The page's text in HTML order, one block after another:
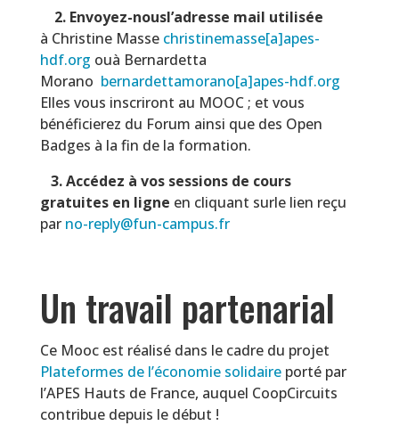
2. Envoyez-nousl’adresse mail utilisée
à Christine Masse christinemasse[a]apes-
hdf.org ouà Bernardetta
Morano bernardettamorano[a]apes-hdf.org
Elles vous inscriront au MOOC ; et vous
bénéficierez du Forum ainsi que des Open
Badges à la fin de la formation.
3. Accédez à vos sessions de cours
gratuites en ligne en cliquant surle lien reçu
par no-reply@fun-campus.fr
Un travail partenarial
Ce Mooc est réalisé dans le cadre du projet
Plateformes de l’économie solidaireporté par
l’APES Hauts de France, auquel CoopCircuits
contribue depuis le début !